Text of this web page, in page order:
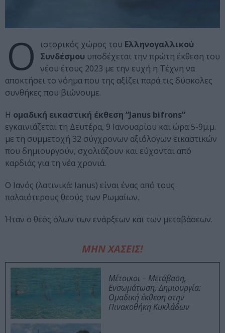
Ο ιστορικός χώρος του Ελληνογαλλικού
Συνδέσμου υποδέχεται την πρώτη έκθεση του
νέου έτους 2023 με την ευχή η Τέχνη να
αποκτήσει το νόημα που της αξίζει παρά τις δύσκολες
συνθήκες που βιώνουμε.
Η ομαδική εικαστική έκθεση “Janus bifrons”
εγκαινιάζεται τη Δευτέρα, 9 Ιανουαρίου και ώρα 5-9μ.μ.
με τη συμμετοχή 32 σύγχρονων αξιόλογων εικαστικών
που δημιουργούν, σχολιάζουν και εύχονται από
καρδιάς για τη νέα χρονιά.
Ο Ιανός (λατινικά: Ianus) είναι ένας από τους
παλαιότερους θεούς των Ρωμαίων.
Ήταν ο θεός όλων των ενάρξεων και των μεταβάσεων.
ΜΗΝ ΧΑΣΕΙΣ!
Μέτοικοι – Μετάβαση,
Ενσωμάτωση, Δημιουργία:
Ομαδική έκθεση στην
Πινακοθήκη Κυκλάδων